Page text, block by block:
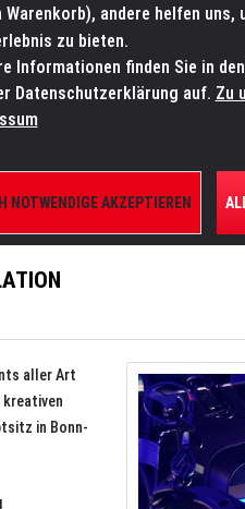
24/7: sales@lmp.de
SERVICE
aller Art
in Bonn-
andere helfen uns,
zu bieten.
finden Sie in
Datenschutzerklärung auf. Zu
NOTWENDIGE AKZEPTIEREN